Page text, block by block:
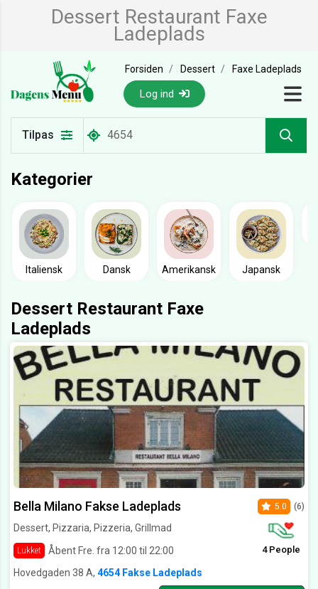
Dessert Restaurant Faxe
Ladeplads
Forsiden Dessert Faxe Ladeplads
Log ind
Tilpas
Kategorier
Italiensk Dansk Amerikansk Japansk
Dessert Restaurant Faxe
Ladeplads
Bella Milano Fakse Ladeplads
Dessert, Pizzaria, Pizzeria, Grillmad
Lukket Åbent Fre. fra 12:00 til 22:00
5.0 (6)
4 People
Hovedgaden 38 A, 4654 Fakse Ladeplads